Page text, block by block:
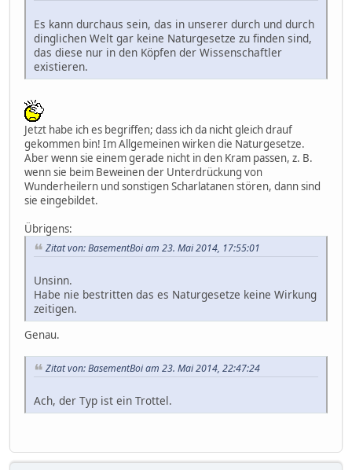
Es kann durchaus sein, das in unserer durch und durch
dinglichen Welt gar keine Naturgesetze zu finden sind,
das diese nur in den Köpfen der Wissenschaftler
existieren.
Jetzt habe ich es begriffen; dass ich da nicht gleich drauf
gekommen bin! Im Allgemeinen wirken die Naturgesetze.
Aber wenn sie einem gerade nicht in den Kram passen, z. B.
wenn sie beim Beweinen der Unterdrückung von
Wunderheilern und sonstigen Scharlatanen stören, dann sind
sie eingebildet.
Übrigens:
Zitat von: BasementBoi am 23. Mai 2014, 17:55:01
Unsinn.
Habe nie bestritten das es Naturgesetze keine Wirkung
zeitigen.
Genau.
Zitat von: BasementBoi am 23. Mai 2014, 22:47:24
Ach, der Typ ist ein Trottel.